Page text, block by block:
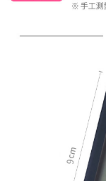
請求用戶進行身份認證
恩沛科技股份有限公